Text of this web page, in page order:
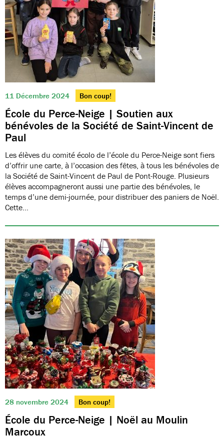
11 Décembre 2024 Bon coup!
École du Perce-Neige | Soutien aux
bénévoles de la Société de Saint-Vincent de
Paul
Les élèves du comité écolo de l’école du Perce-Neige sont fiers
d’offrir une carte, à l’occasion des fêtes, à tous les bénévoles de
la Société de Saint-Vincent de Paul de Pont-Rouge. Plusieurs
élèves accompagneront aussi une partie des bénévoles, le
temps d’une demi-journée, pour distribuer des paniers de Noël.
Cette…
28 novembre 2024 Bon coup!
École du Perce-Neige | Noël au Moulin
Marcoux